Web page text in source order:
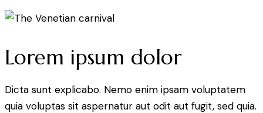
Lorem ipsum dolor
Dicta sunt explicabo. Nemo enim ipsam voluptatem
quia voluptas sit aspernatur aut odit aut fugit, sed quia.